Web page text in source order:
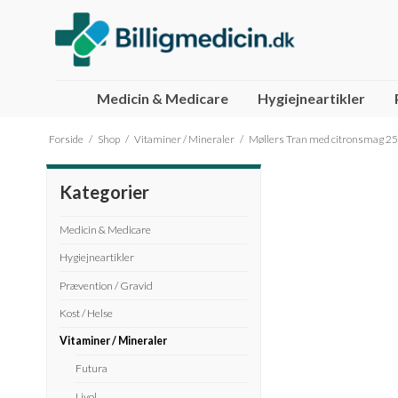
Medicin & Medicare Hygiejneartikler
Forside / Shop / Vitaminer / Mineraler / Møllers Tran med citronsmag
Kategorier
Medicin & Medicare
Hygiejneartikler
Prævention / Gravid
Kost / Helse
Vitaminer / Mineraler
Futura